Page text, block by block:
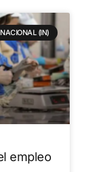
(IN)
empleo